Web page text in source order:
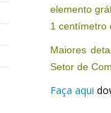
elemento
1 centímetro
Maiores
Setor de
Faça aqui